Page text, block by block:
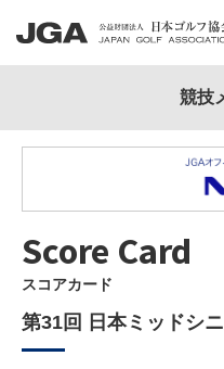
Score Card
スコアカード
第31回 日本ミッドシ
競技